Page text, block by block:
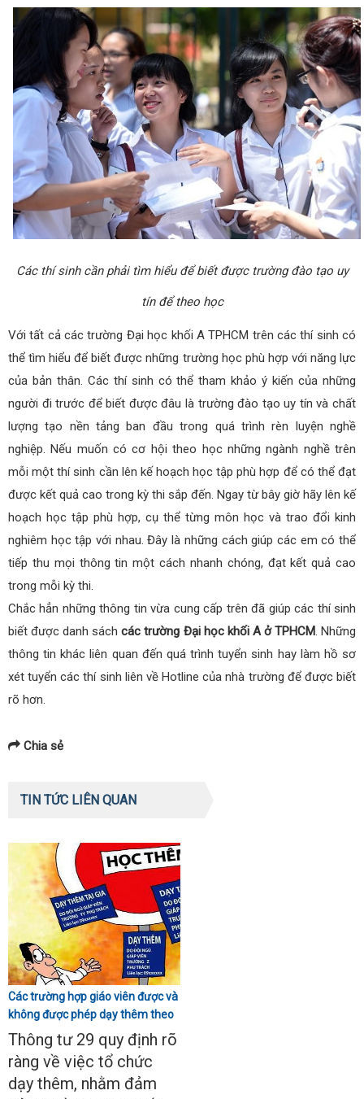
Các thí sinh cần phải tìm hiểu để biết được trường đào tạo uy
tín để theo học
Với tất cả các trường Đại học khối A TPHCM trên các thí sinh có
thể tìm hiểu để biết được những trường học phù hợp với năng lực
của bản thân. Các thí sinh có thể tham khảo ý kiến của những
người đi trước để biết được đâu là trường đào tạo uy tín và chất
lượng tạo nền tảng ban đầu trong quá trình rèn luyện nghề
nghiệp. Nếu muốn có cơ hội theo học những ngành nghề trên
mỗi một thí sinh cần lên kế hoạch học tập phù hợp để có thể đạt
được kết quả cao trong kỳ thi sắp đến. Ngay từ bây giờ hãy lên kế
hoạch học tập phù hợp, cụ thể từng môn học và trao đổi kinh
nghiêm học tập với nhau. Đây là những cách giúp các em có thể
tiếp thu mọi thông tin một cách nhanh chóng, đạt kết quả cao
trong mỗi kỳ thi.
Chắc hẳn những thông tin vừa cung cấp trên đã giúp các thí sinh
biết được danh sáchcác trường Đại học khối A ở TPHCM. Những
thông tin khác liên quan đến quá trình tuyển sinh hay làm hồ sơ
xét tuyển các thí sinh liên về Hotline của nhà trường để được biết
rõ hơn.
Chia sẻ
TIN TỨC LIÊN QUAN
Các trường hợp giáo viên được và
không được phép dạy thêm theo
Thông tư 29
Thông tư 29 quy định rõ
ràng về việc tổ chức
dạy thêm, nhằm đảm